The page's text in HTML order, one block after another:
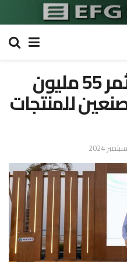
«حياة مصر» تستثمر 55 مليون
للمنتجات